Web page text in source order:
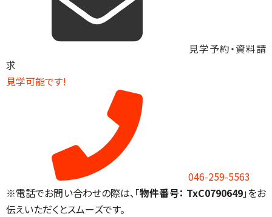
見学予約・資料請
求
見学可能です!
046-259-5563
※電話でお問い合わせの際は、「物件番号： TxC0790649」をお
伝えいただくとスムーズです。